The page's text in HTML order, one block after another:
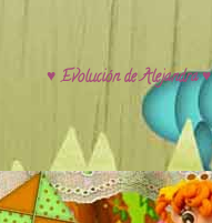
♥️ Evolución de Alejandra ♥️